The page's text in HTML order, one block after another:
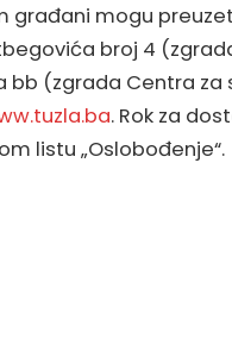
građani mogu
broj 4
bb (zgrada Centra za
. Rok za
listu „Oslobođenje“.